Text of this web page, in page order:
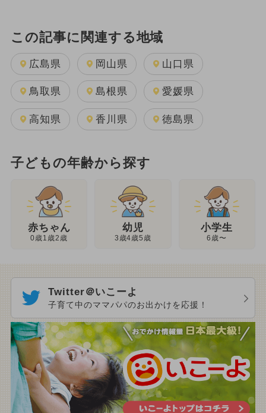
この記事に関連する地域
広島県 岡山県 山口県
鳥取県 島根県 愛媛県
高知県 香川県 徳島県
子どもの年齢から探す
赤ちゃん
0歳1歳2歳
幼児
3歳4歳5歳
小学生
6歳〜
Twitter＠いこーよ
子育て中のママパパのお出かけを応援！